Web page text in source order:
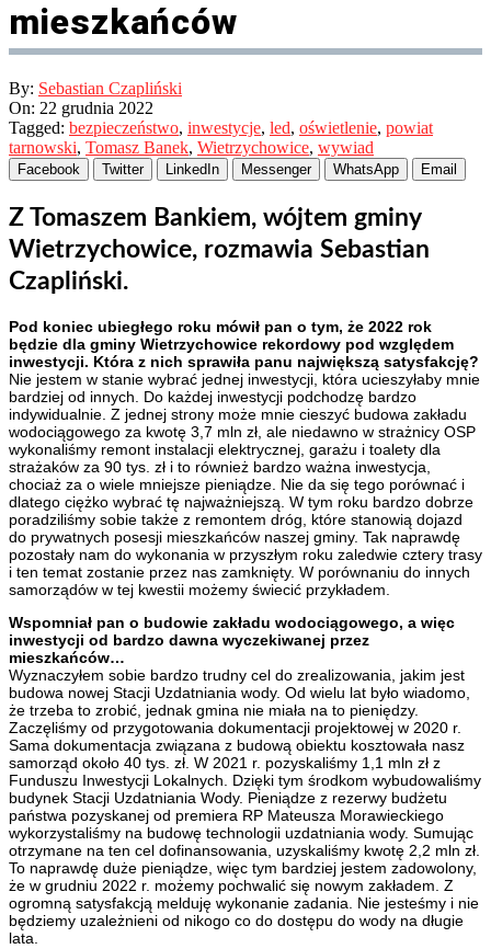
mieszkańców
By: Sebastian Czapliński
On: 22 grudnia 2022
Tagged: bezpieczeństwo, inwestycje, led, oświetlenie, powiat
tarnowski, Tomasz Banek, Wietrzychowice, wywiad
Facebook Twitter LinkedIn Messenger WhatsApp Email
Z Tomaszem Bankiem, wójtem gminy
Wietrzychowice, rozmawia Sebastian
Czapliński.
Pod koniec ubiegłego roku mówił pan o tym, że 2022 rok
będzie dla gminy Wietrzychowice rekordowy pod względem
inwestycji. Która z nich sprawiła panu największą satysfakcję?
Nie jestem w stanie wybrać jednej inwestycji, która ucieszyłaby mnie
bardziej od innych. Do każdej inwestycji podchodzę bardzo
indywidualnie. Z jednej strony może mnie cieszyć budowa zakładu
wodociągowego za kwotę 3,7 mln zł, ale niedawno w strażnicy OSP
wykonaliśmy remont instalacji elektrycznej, garażu i toalety dla
strażaków za 90 tys. zł i to również bardzo ważna inwestycja,
chociaż za o wiele mniejsze pieniądze. Nie da się tego porównać i
dlatego ciężko wybrać tę najważniejszą. W tym roku bardzo dobrze
poradziliśmy sobie także z remontem dróg, które stanowią dojazd
do prywatnych posesji mieszkańców naszej gminy. Tak naprawdę
pozostały nam do wykonania w przyszłym roku zaledwie cztery trasy
i ten temat zostanie przez nas zamknięty. W porównaniu do innych
samorządów w tej kwestii możemy świecić przykładem.
Wspomniał pan o budowie zakładu wodociągowego, a więc
inwestycji od bardzo dawna wyczekiwanej przez
mieszkańców…
Wyznaczyłem sobie bardzo trudny cel do zrealizowania, jakim jest
budowa nowej Stacji Uzdatniania wody. Od wielu lat było wiadomo,
że trzeba to zrobić, jednak gmina nie miała na to pieniędzy.
Zaczęliśmy od przygotowania dokumentacji projektowej w 2020 r.
Sama dokumentacja związana z budową obiektu kosztowała nasz
samorząd około 40 tys. zł. W 2021 r. pozyskaliśmy 1,1 mln zł z
Funduszu Inwestycji Lokalnych. Dzięki tym środkom wybudowaliśmy
budynek Stacji Uzdatniania Wody. Pieniądze z rezerwy budżetu
państwa pozyskanej od premiera RP Mateusza Morawieckiego
wykorzystaliśmy na budowę technologii uzdatniania wody. Sumując
otrzymane na ten cel dofinansowania, uzyskaliśmy kwotę 2,2 mln zł.
To naprawdę duże pieniądze, więc tym bardziej jestem zadowolony,
że w grudniu 2022 r. możemy pochwalić się nowym zakładem. Z
ogromną satysfakcją melduję wykonanie zadania. Nie jesteśmy i nie
będziemy uzależnieni od nikogo co do dostępu do wody na długie
lata.